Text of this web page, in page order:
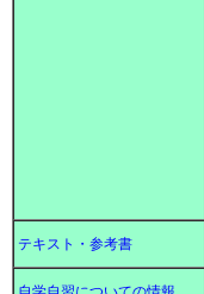
テキスト・参考書